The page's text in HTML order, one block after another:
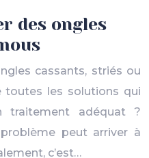
des ongles
cassants, striés ou
toutes les solutions qui
traitement adéquat ?
peut arriver à
c’est…